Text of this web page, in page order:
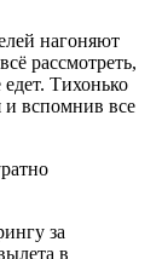
нагоняют
рассмотреть,
Тихонько
вспомнив все
за
в